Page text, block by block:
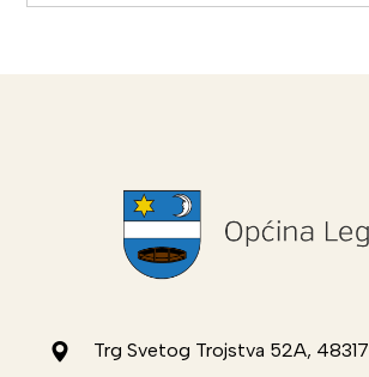
Trg Svetog Trojstva 52A,